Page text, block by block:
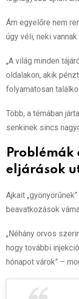
Ám egyelőre nem
úgy véli, neki vannak
„A világ minden
oldalakon, akik
folyamatosan
Több, a témában
senkinek sincs
Problémák
eljárások
Ajkait
beavatkozások
„Néhány orvos
hogy további
hónapot várok” –